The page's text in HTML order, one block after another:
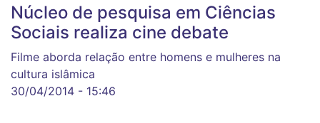
Núcleo de pesquisa em Ciências
Sociais realiza cine debate
Filme aborda relação entre homens e mulheres na
cultura islâmica
30/04/2014 - 15:46